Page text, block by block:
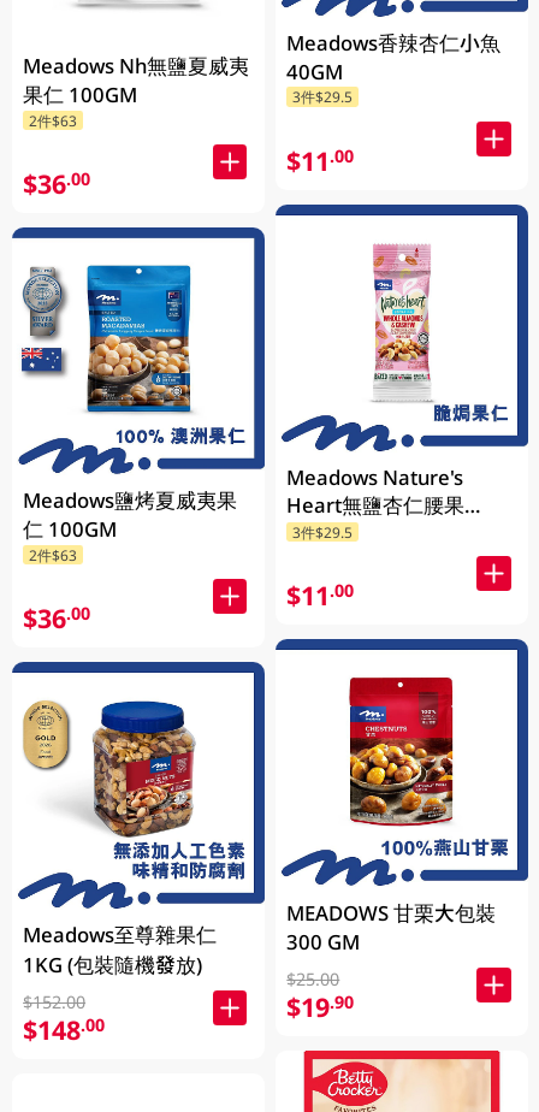
Meadows Nh無鹽夏威夷
果仁 100GM
2件$63
$36.00
Meadows鹽烤夏威夷果
仁 100GM
2件$63
$36.00
Meadows至尊雜果仁
1KG (包裝隨機發放)
$152.00
$148.00
Meadows香辣杏仁小魚
40GM
3件$29.5
$11.00
Meadows Nature's
Heart無鹽杏仁腰果
40GM
3件$29.5
$11.00
MEADOWS 甘栗大包裝
300 GM
$25.00
$19.90